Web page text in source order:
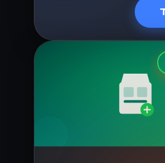
המס
של ישראל
בשנת